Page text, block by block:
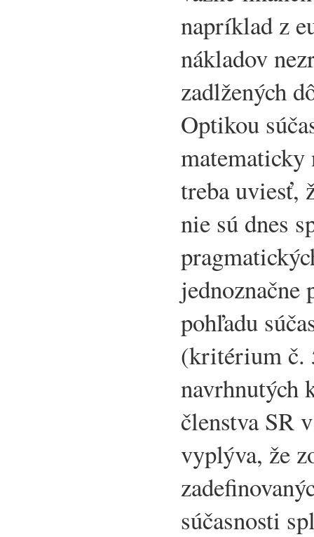
napríklad z
nákladov
zadlžených
Optikou
matematicky
treba uviesť,
nie sú dnes
jednoznačne
pohľadu
(kritérium č.
navrhnutých
členstva SR
vyplýva, že
súčasnosti